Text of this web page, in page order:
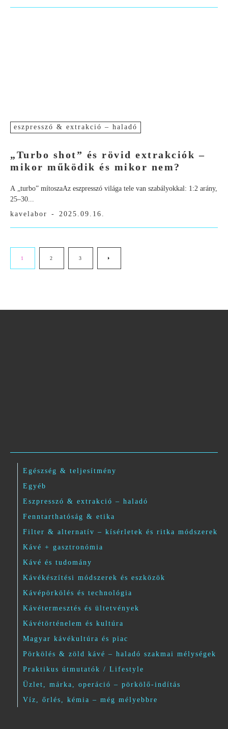
eszpresszó & extrakció – haladó
„Turbo shot” és rövid extrakciók –
mikor működik és mikor nem?
A „turbo” mítoszaAz eszpresszó világa tele van szabályokkal: 1:2 arány,
25–30...
kavelabor
- 2025.09.16.
1 2 3
Egészség & teljesítmény
Egyéb
Eszpresszó & extrakció – haladó
Fenntarthatóság & etika
Filter & alternatív – kísérletek és ritka módszerek
Kávé + gasztronómia
Kávé és tudomány
Kávékészítési módszerek és eszközök
Kávépörkölés és technológia
Kávétermesztés és ültetvények
Kávétörténelem és kultúra
Magyar kávékultúra és piac
Pörkölés & zöld kávé – haladó szakmai mélységek
Praktikus útmutatók / Lifestyle
Üzlet, márka, operáció – pörkölő-indítás
Víz, őrlés, kémia – még mélyebbre